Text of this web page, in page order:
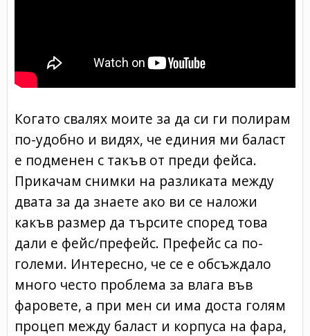
Когато свалях моите за да си ги полирам
по-удобно и видях, че единия ми баласт
е подменен с такъв от преди фейса.
Прикачам снимки на разликата между
двата за да знаете ако ви се наложи
какъв размер да търсите според това
дали е фейс/префейс. Префейс са по-
големи. Интересно, че се е обсъждало
много често проблема за влага във
фаровете, а при мен си има доста голям
процеп между баласт и корпуса на фара,